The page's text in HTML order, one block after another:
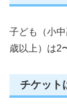
子ども（小
歳以上）は2
チケット